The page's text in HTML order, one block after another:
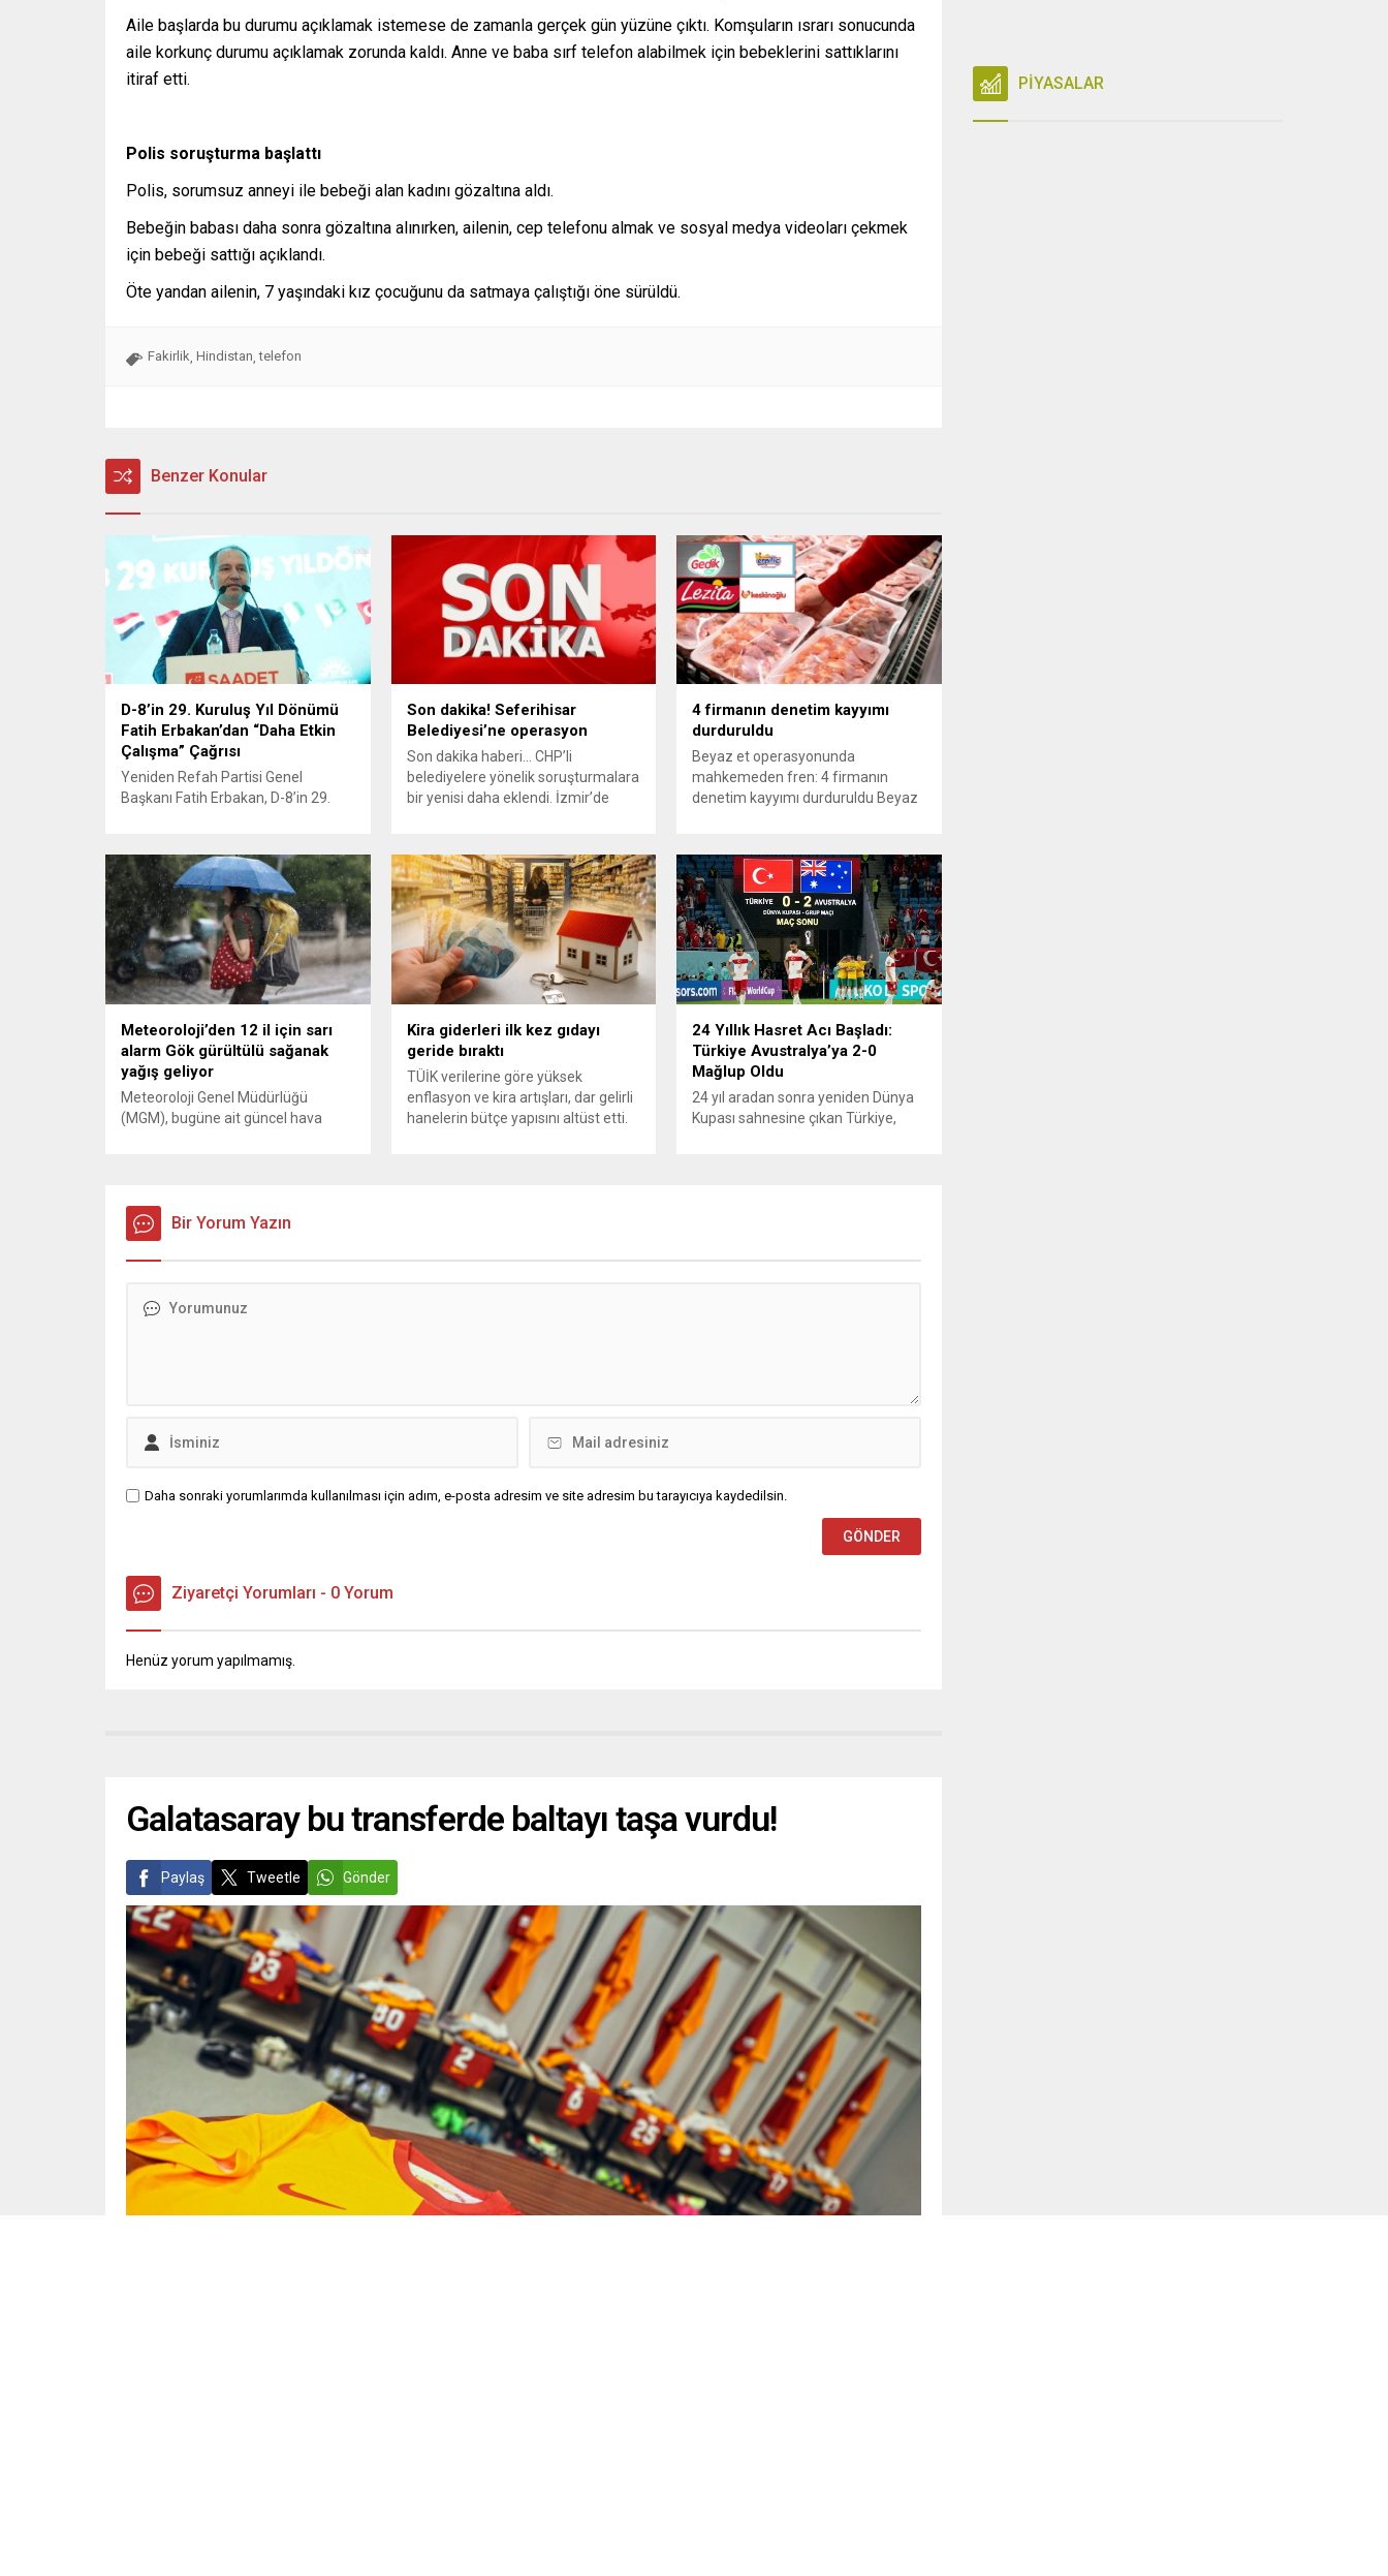
Aile başlarda bu durumu açıklamak istemese de zamanla gerçek gün yüzüne çıktı. Komşuların ısrarı sonucunda
aile korkunç durumu açıklamak zorunda kaldı. Anne ve baba sırf telefon alabilmek için bebeklerini sattıklarını
itiraf etti.
Polis soruşturma başlattı
Polis, sorumsuz anneyi ile bebeği alan kadını gözaltına aldı.
Bebeğin babası daha sonra gözaltına alınırken, ailenin, cep telefonu almak ve sosyal medya videoları çekmek
için bebeği sattığı açıklandı.
Öte yandan ailenin, 7 yaşındaki kız çocuğunu da satmaya çalıştığı öne sürüldü.
Fakirlik, Hindistan,telefon
Benzer Konular
D-8’in 29. Kuruluş Yıl Dönümü
Fatih Erbakan’dan “Daha Etkin
Çalışma” Çağrısı
Yeniden Refah Partisi Genel
Başkanı Fatih Erbakan, D-8’in 29.
daha fazla ilgi gösterilmesi ve
kuruluş amaçlarına uygun
çalıştırılması çağrısında bulundu.
Erbakan, D-8’in ‘yeni ve adil bir
dünya’nın çekirdeği olduğunu
vurguladı. Yeniden Refah Partisi
Genel Başkanı Fatih Erbakan, D-8’in
29. kuruluş yıl dönümü
programında...
Son dakika! Seferihisar
Belediyesi’ne operasyon
Son dakika haberi… CHP’li
belediyelere yönelik soruşturmalara
bir yenisi daha eklendi. İzmir’de
operasyonunda aralarında Başkan
Yardımcısı Gökhan Pehlivan’ın da
bulunduğu 15 kişi gözaltına alındı.
Son dakika haberinin ayrıntıları
hazırlanıyor…
4 firmanın denetim kayyımı
durduruldu
Beyaz et operasyonunda
mahkemeden fren: 4 firmanın
denetim kayyımı durduruldu Beyaz
şirketlere atanan denetim
kayyımları yargıdan dönmeye
başladı. Operasyon kapsamındaki
13 firmadan Gedik Piliç, Erpiliç,
Lezita ve Keskinoğlu’nun
başvuruları üzerine mahkeme,
denetim kayyımı atamasının
durdurulmasına karar verdi.
Türkiye’nin önde gelen beyaz et...
Meteoroloji’den 12 il için sarı
alarm Gök gürültülü sağanak
yağış geliyor
Meteoroloji Genel Müdürlüğü
(MGM), bugüne ait güncel hava
bulutlu bir hava hakim olacak.
Muğla, Antalya, Burdur, Eskişehir,
Bolu, Kastamonu, Giresun, Trabzon,
üzere toplam 12 ilde yerel...
Kira giderleri ilk kez gıdayı
geride bıraktı
TÜİK verilerine göre yüksek
enflasyon ve kira artışları, dar gelirli
hanelerin bütçe yapısını altüst etti.
kazanan kira artışları, düşük...
24 Yıllık Hasret Acı Başladı:
Türkiye Avustralya’ya 2-0
Mağlup Oldu
24 yıl aradan sonra yeniden Dünya
Kupası sahnesine çıkan Türkiye,
serüvenine puansız başladı.
Bir Yorum Yazın
Daha sonraki yorumlarımda kullanılması için adım, e-posta adresim ve site adresim bu tarayıcıya kaydedilsin.
Ziyaretçi Yorumları - 0 Yorum
Henüz yorum yapılmamış.
Galatasaray bu transferde baltayı taşa vurdu!
Paylaş Tweetle Gönder
PİYASALAR